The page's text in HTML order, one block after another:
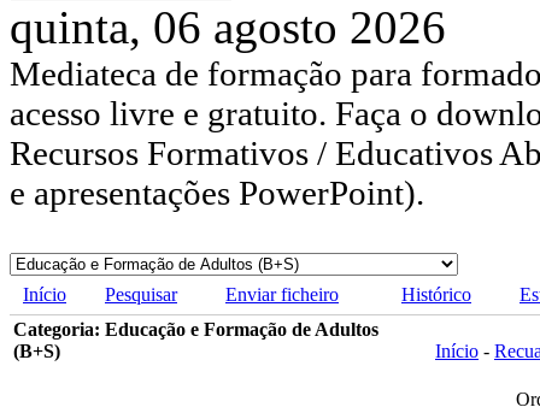
quinta, 06 agosto 2026
Mediateca de formação para
acesso livre e gratuito. Faça o
Recursos Formativos / Educativos
e apresentações PowerPoint).
Início Pesquisar Enviar ficheiro Histórico
Categoria: Educação e Formação de Adultos
(B+S)
Início -